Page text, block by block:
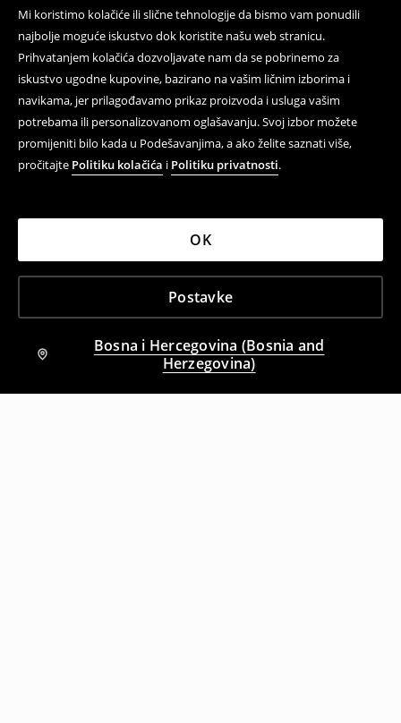
Mi koristimo kolačiće ili slične tehnologije da bismo vam ponudili
najbolje moguće iskustvo dok koristite našu web stranicu.
Prihvatanjem kolačića dozvoljavate nam da se pobrinemo za
iskustvo ugodne kupovine, bazirano na vašim ličnim izborima i
navikama, jer prilagođavamo prikaz proizvoda i usluga vašim
potrebama ili personalizovanom oglašavanju. Svoj izbor možete
promijeniti bilo kada u Podešavanjima, a ako želite saznati više,
pročitajte Politiku kolačića i Politiku privatnosti.
Postavke
OK
Bosna i Hercegovina (Bosnia and
Herzegovina)